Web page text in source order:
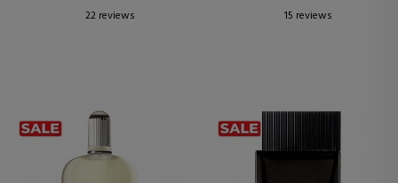
22 reviews
15 reviews